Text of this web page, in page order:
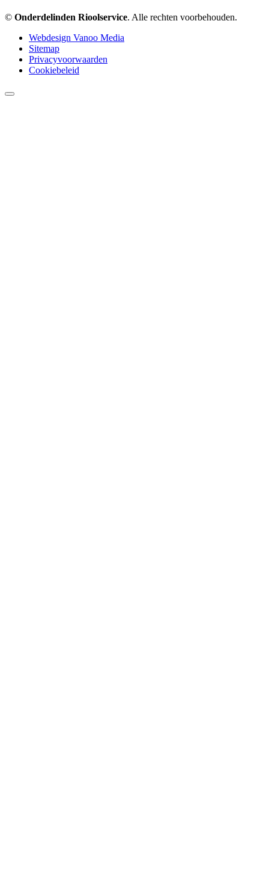
© Onderdelinden Rioolservice. Alle rechten voorbehouden.
Webdesign Vanoo Media
Sitemap
Privacyvoorwaarden
Cookiebeleid